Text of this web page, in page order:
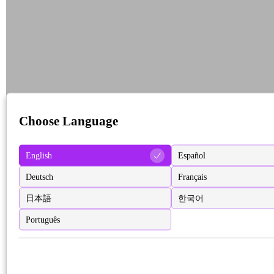
Choose Language
English Español
Deutsch Français
日本語 한국어
Português